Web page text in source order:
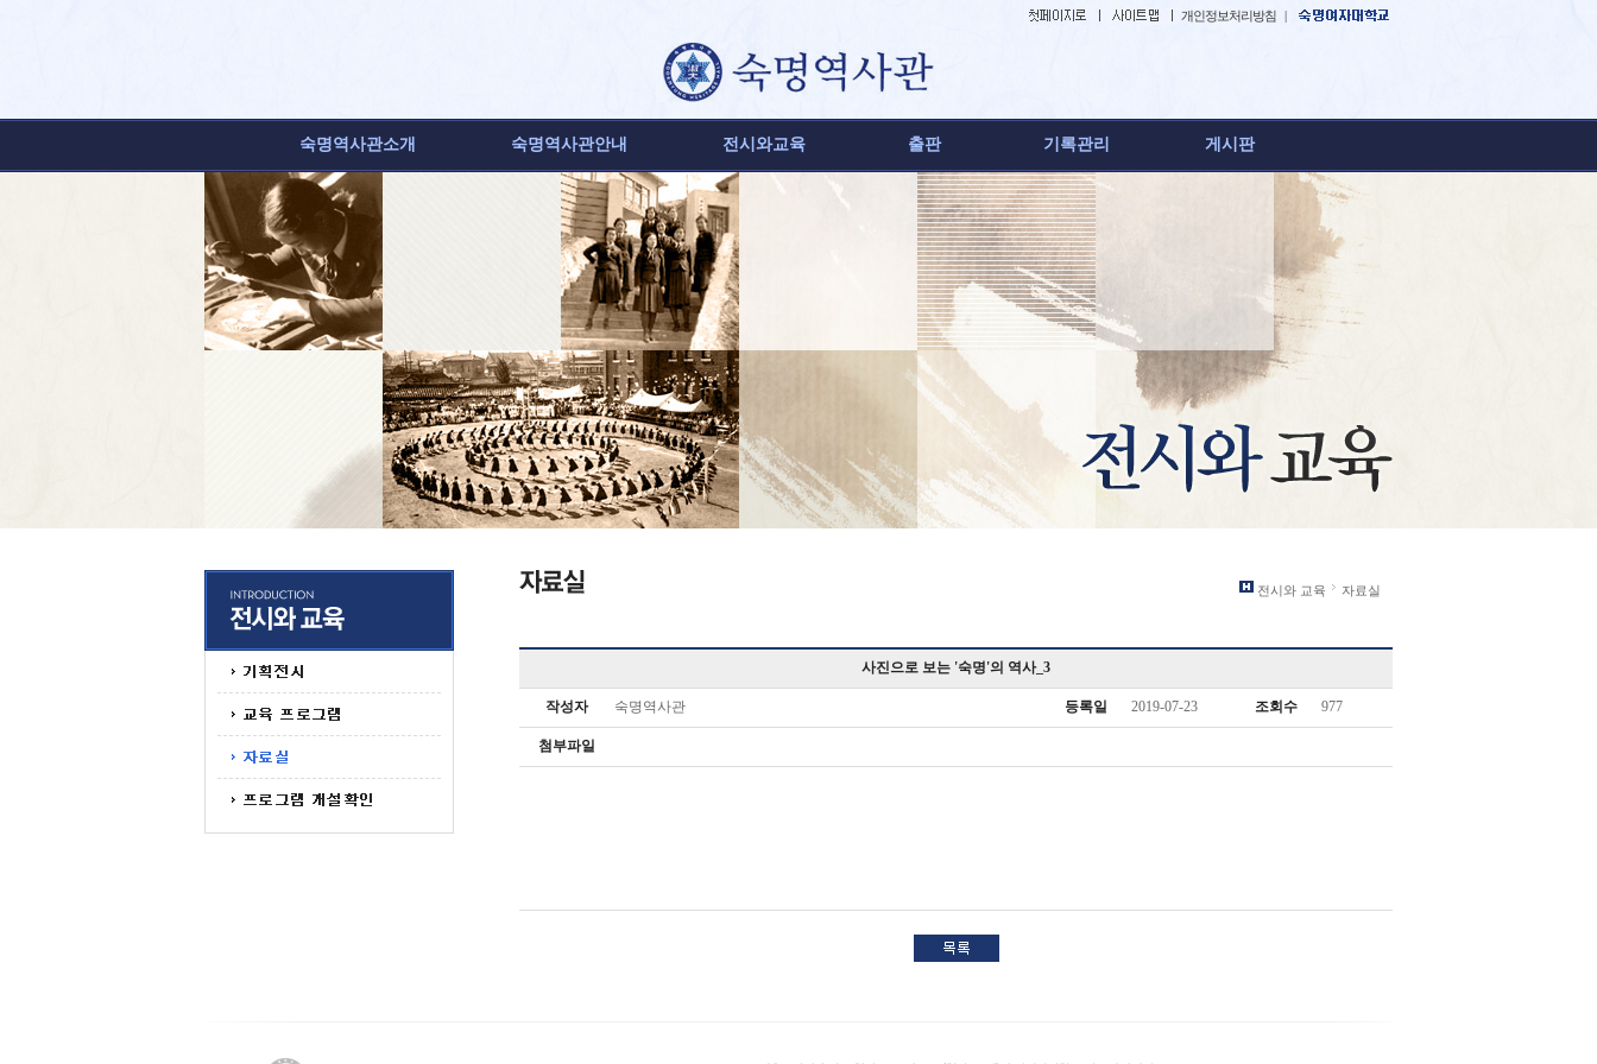
개인정보처리방침 |
숙명역사관소개 숙명역사관안내 전시와교육 출판 기록관리 게시판
전시와 교육 자료실
사진으로 보는 '숙명'의 역사_3
작성자 숙명역사관 등록일 2019-07-23 조회수 977
첨부파일